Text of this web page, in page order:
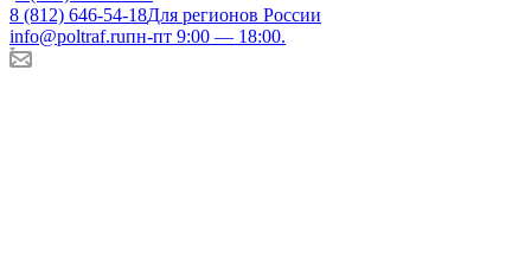
8 (812) 646-54-18Для регионов России
info@poltraf.ruпн-пт 9:00 — 18:00.